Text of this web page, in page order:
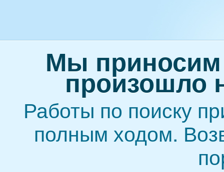
Мы приносим
произошло
Работы по поиску
полным ходом.